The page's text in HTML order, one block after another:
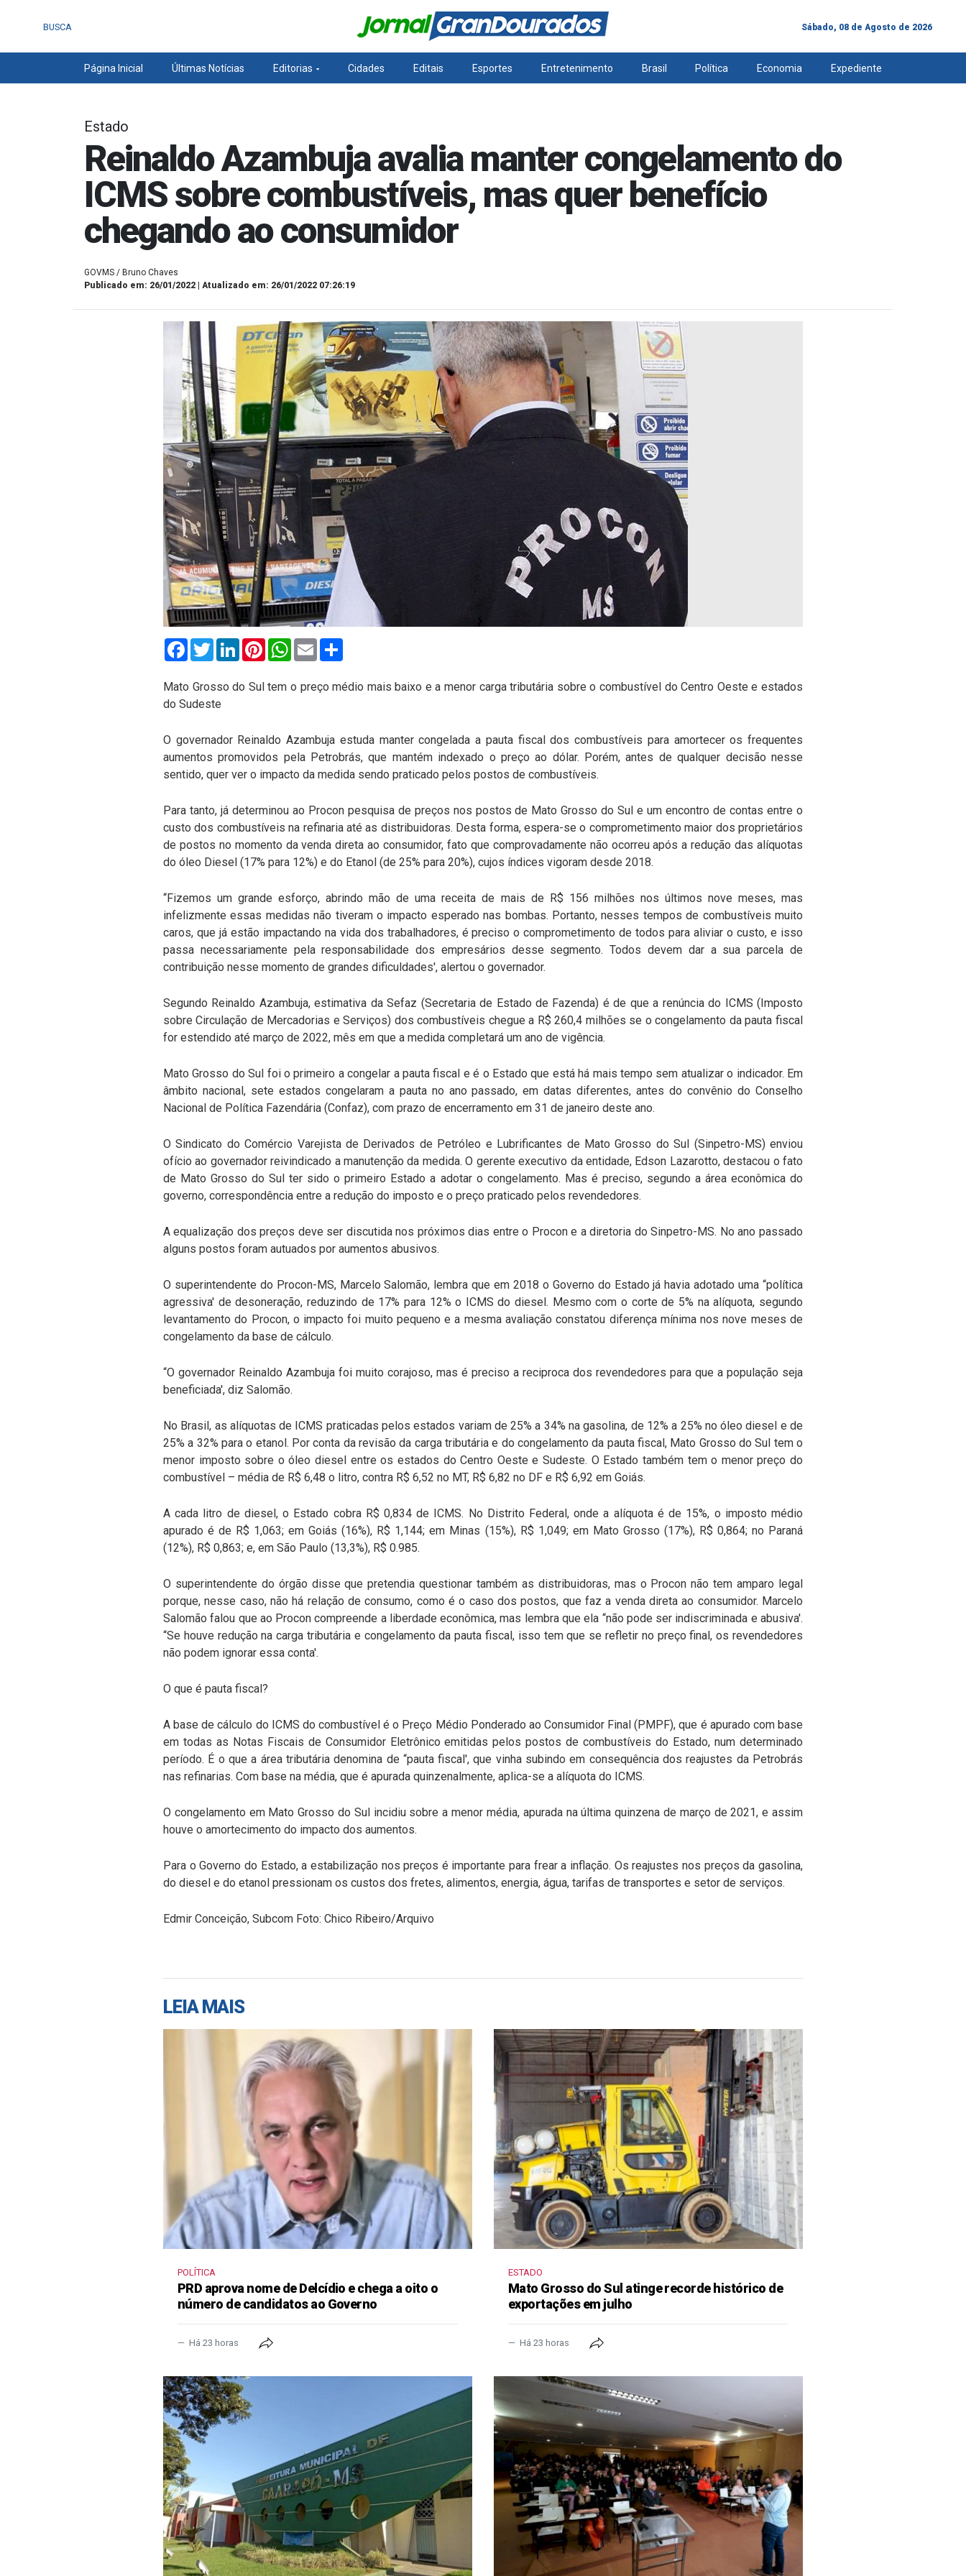
BUSCA Sábado, 08 de Agosto de 2026
Página Inicial Últimas Notícias Editorias Cidades Editais Esportes Entretenimento Brasil Política Economia Expediente
Estado
Reinaldo Azambuja avalia manter congelamento do
ICMS sobre combustíveis, mas quer benefício
chegando ao consumidor
GOVMS / Bruno Chaves
Publicado em: 26/01/2022 | Atualizado em: 26/01/2022 07:26:19
FacebookTwitterLinkedInPinterestWhatsApp
Email
Mato Grosso do Sul tem o preço médio mais baixo e a menor carga tributária sobre o combustível do Centro Oeste e estados
do Sudeste
O governador Reinaldo Azambuja estuda manter congelada a pauta fiscal dos combustíveis para amortecer os frequentes
aumentos promovidos pela Petrobrás, que mantém indexado o preço ao dólar. Porém, antes de qualquer decisão nesse
sentido, quer ver o impacto da medida sendo praticado pelos postos de combustíveis.
Para tanto, já determinou ao Procon pesquisa de preços nos postos de Mato Grosso do Sul e um encontro de contas entre o
custo dos combustíveis na refinaria até as distribuidoras. Desta forma, espera-se o comprometimento maior dos proprietários
de postos no momento da venda direta ao consumidor, fato que comprovadamente não ocorreu após a redução das alíquotas
do óleo Diesel (17% para 12%) e do Etanol (de 25% para 20%), cujos índices vigoram desde 2018.
“Fizemos um grande esforço, abrindo mão de uma receita de mais de R$ 156 milhões nos últimos nove meses, mas
infelizmente essas medidas não tiveram o impacto esperado nas bombas. Portanto, nesses tempos de combustíveis muito
caros, que já estão impactando na vida dos trabalhadores, é preciso o comprometimento de todos para aliviar o custo, e isso
passa necessariamente pela responsabilidade dos empresários desse segmento. Todos devem dar a sua parcela de
contribuição nesse momento de grandes dificuldades', alertou o governador.
Segundo Reinaldo Azambuja, estimativa da Sefaz (Secretaria de Estado de Fazenda) é de que a renúncia do ICMS (Imposto
sobre Circulação de Mercadorias e Serviços) dos combustíveis chegue a R$ 260,4 milhões se o congelamento da pauta fiscal
for estendido até março de 2022, mês em que a medida completará um ano de vigência.
Mato Grosso do Sul foi o primeiro a congelar a pauta fiscal e é o Estado que está há mais tempo sem atualizar o indicador. Em
âmbito nacional, sete estados congelaram a pauta no ano passado, em datas diferentes, antes do convênio do Conselho
Nacional de Política Fazendária (Confaz), com prazo de encerramento em 31 de janeiro deste ano.
O Sindicato do Comércio Varejista de Derivados de Petróleo e Lubrificantes de Mato Grosso do Sul (Sinpetro-MS) enviou
ofício ao governador reivindicado a manutenção da medida. O gerente executivo da entidade, Edson Lazarotto, destacou o fato
de Mato Grosso do Sul ter sido o primeiro Estado a adotar o congelamento. Mas é preciso, segundo a área econômica do
governo, correspondência entre a redução do imposto e o preço praticado pelos revendedores.
A equalização dos preços deve ser discutida nos próximos dias entre o Procon e a diretoria do Sinpetro-MS. No ano passado
alguns postos foram autuados por aumentos abusivos.
O superintendente do Procon-MS, Marcelo Salomão, lembra que em 2018 o Governo do Estado já havia adotado uma “política
agressiva' de desoneração, reduzindo de 17% para 12% o ICMS do diesel. Mesmo com o corte de 5% na alíquota, segundo
levantamento do Procon, o impacto foi muito pequeno e a mesma avaliação constatou diferença mínima nos nove meses de
congelamento da base de cálculo.
“O governador Reinaldo Azambuja foi muito corajoso, mas é preciso a reciproca dos revendedores para que a população seja
beneficiada', diz Salomão.
No Brasil, as alíquotas de ICMS praticadas pelos estados variam de 25% a 34% na gasolina, de 12% a 25% no óleo diesel e de
25% a 32% para o etanol. Por conta da revisão da carga tributária e do congelamento da pauta fiscal, Mato Grosso do Sul tem o
menor imposto sobre o óleo diesel entre os estados do Centro Oeste e Sudeste. O Estado também tem o menor preço do
combustível – média de R$ 6,48 o litro, contra R$ 6,52 no MT, R$ 6,82 no DF e R$ 6,92 em Goiás.
A cada litro de diesel, o Estado cobra R$ 0,834 de ICMS. No Distrito Federal, onde a alíquota é de 15%, o imposto médio
apurado é de R$ 1,063; em Goiás (16%), R$ 1,144; em Minas (15%), R$ 1,049; em Mato Grosso (17%), R$ 0,864; no Paraná
(12%), R$ 0,863; e, em São Paulo (13,3%), R$ 0.985.
O superintendente do órgão disse que pretendia questionar também as distribuidoras, mas o Procon não tem amparo legal
porque, nesse caso, não há relação de consumo, como é o caso dos postos, que faz a venda direta ao consumidor. Marcelo
Salomão falou que ao Procon compreende a liberdade econômica, mas lembra que ela “não pode ser indiscriminada e abusiva'.
“Se houve redução na carga tributária e congelamento da pauta fiscal, isso tem que se refletir no preço final, os revendedores
não podem ignorar essa conta'.
O que é pauta fiscal?
A base de cálculo do ICMS do combustível é o Preço Médio Ponderado ao Consumidor Final (PMPF), que é apurado com base
em todas as Notas Fiscais de Consumidor Eletrônico emitidas pelos postos de combustíveis do Estado, num determinado
período. É o que a área tributária denomina de “pauta fiscal', que vinha subindo em consequência dos reajustes da Petrobrás
nas refinarias. Com base na média, que é apurada quinzenalmente, aplica-se a alíquota do ICMS.
O congelamento em Mato Grosso do Sul incidiu sobre a menor média, apurada na última quinzena de março de 2021, e assim
houve o amortecimento do impacto dos aumentos.
Para o Governo do Estado, a estabilização nos preços é importante para frear a inflação. Os reajustes nos preços da gasolina,
do diesel e do etanol pressionam os custos dos fretes, alimentos, energia, água, tarifas de transportes e setor de serviços.
Edmir Conceição, Subcom Foto: Chico Ribeiro/Arquivo
LEIA MAIS
POLÍTICA
PRD aprova nome de Delcídio e chega a oito o
número de candidatos ao Governo
Há 23 horas
ESTADO
Mato Grosso do Sul atinge recorde histórico de
exportações em julho
Há 23 horas